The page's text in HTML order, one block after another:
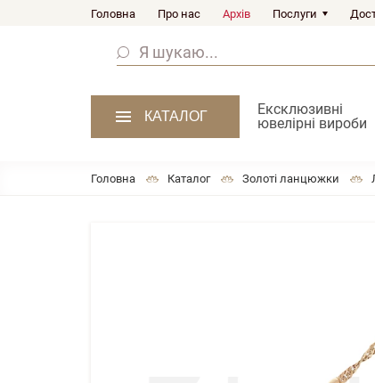
Головна Про нас Архів Послуги
КАТАЛОГ
Ексклюзивні
ювелірні вироби
Головна Каталог Золоті ланцюжки